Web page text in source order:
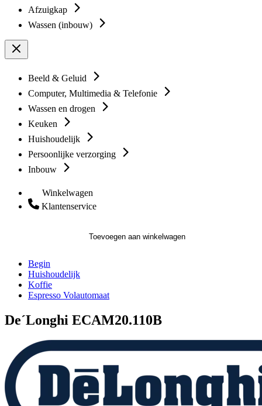
Afzuigkap
Wassen (inbouw)
Beeld & Geluid
Computer, Multimedia & Telefonie
Wassen en drogen
Keuken
Huishoudelijk
Persoonlijke verzorging
Inbouw
Winkelwagen
Klantenservice
Toevoegen aan winkelwagen
Begin
Huishoudelijk
Koffie
Espresso Volautomaat
De´Longhi ECAM20.110B